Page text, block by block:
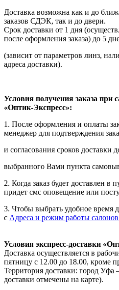
Доставка возможна как и до
заказов СДЭК, так и до двери.
Срок доставки от 1 дня
после оформления заказа) до 5
(зависит от параметров линз,
адреса доставки).
Условия получения заказа при
«Оптик-Экспресс»:
1. После оформления и оплаты
менеджер для подтверждения
и согласования сроков доставки
выбранного Вами пункта
2. Когда заказ будет доставлен в
придет смс оповещение или
3. Чтобы выбрать удобное время
с Адреса и режим работы
Условия экспресс-доставки
Доставка осуществляется в
пятницу с 12.00 до 18.00, кроме
Территория доставки: город
доставки отмечены на карте).